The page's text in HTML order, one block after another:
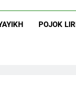
POJOK